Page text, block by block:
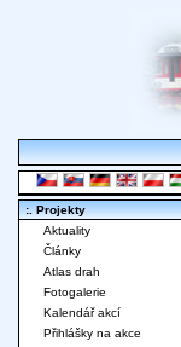
:. Projekty
Aktuality
Články
Atlas drah
Fotogalerie
Kalendář akcí
Přihlášky na akce